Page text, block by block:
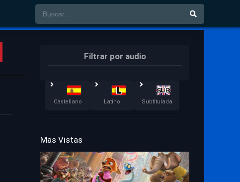
Filtrar por audio
Castellano Latino Subtitulada
Mas Vistas